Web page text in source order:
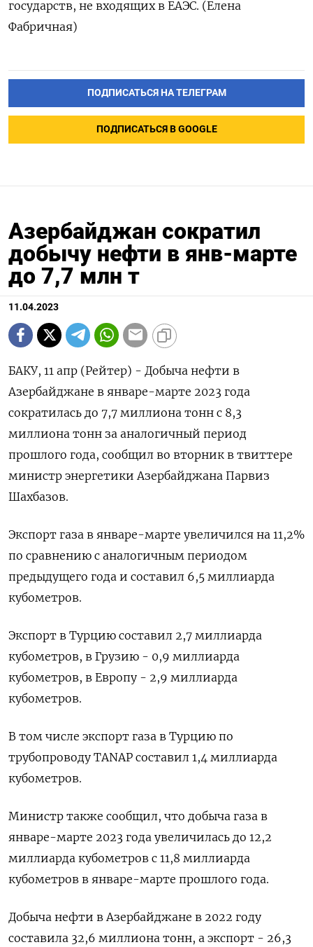
государств, не входящих в ЕАЭС. (Елена
Фабричная)
ПОДПИСАТЬСЯ НА ТЕЛЕГРАМ
ПОДПИСАТЬСЯ В GOOGLE
Азербайджан сократил
добычу нефти в янв-марте
до 7,7 млн т
11.04.2023
БАКУ, 11 апр (Рейтер) - Добыча нефти в
Азербайджане в январе-марте 2023 года
сократилась до 7,7 миллиона тонн с 8,3
миллиона тонн за аналогичный период
прошлого года, сообщил во вторник в твиттере
министр энергетики Азербайджана Парвиз
Шахбазов.
Экспорт газа в январе-марте увеличился на 11,2%
по сравнению с аналогичным периодом
предыдущего года и составил 6,5 миллиарда
кубометров.
Экспорт в Турцию составил 2,7 миллиарда
кубометров, в Грузию - 0,9 миллиарда
кубометров, в Европу - 2,9 миллиарда
кубометров.
В том числе экспорт газа в Турцию по
трубопроводу TANAP составил 1,4 миллиарда
кубометров.
Министр также сообщил, что добыча газа в
январе-марте 2023 года увеличилась до 12,2
миллиарда кубометров с 11,8 миллиарда
кубометров в январе-марте прошлого года.
Добыча нефти в Азербайджане в 2022 году
составила 32,6 миллиона тонн, а экспорт - 26,3